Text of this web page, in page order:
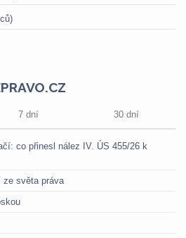
7 dní 30 dní
co přinesl nález IV. ÚS 455/26 k
ze světa práva